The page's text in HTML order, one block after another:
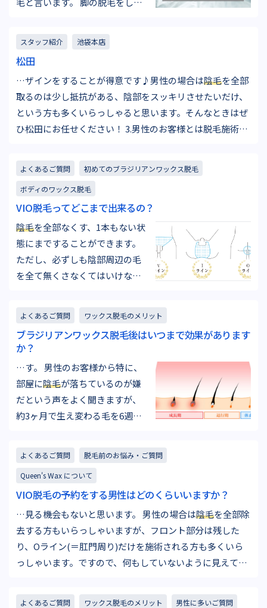
した。特に半ズボンを履くたび
に自分自身に嫌悪感を感じるよ
うになり、脱毛しようと思いま
した。』23歳・会社員 …
スタッフ紹介 池袋本店
松田
…ザインをすることが得意です♪男性の場合は陰毛を全部
取るのは少し抵抗がある、陰部をスッキリさせたいだけ、
という方も多くいらっしゃると思います。そんなときはぜ
ひ松田にお任せください！ 3.男性のお客様とは脱毛施術
よくあるご質問 初めてのブラジリアンワックス脱毛
ボディのワックス脱毛
VIO脱毛ってどこまで出来るの？
陰毛を全部なくす、1本もない状
態にまですることができます。
ただし、必ずしも陰部周辺の毛
を全て無くさなくてはいけない
所を1部位ずつお選びいただくこ
とも出来ます。 陰部周辺を指す
VIOですが、それぞれの範囲を細
かく確認していきましょう！ Vラ
イン まずは…
よくあるご質問 ワックス脱毛のメリット
ブラジリアンワックス脱毛後はいつまで効果があります
か？
…す。 男性のお客様から特に、
部屋に陰毛が落ちているのが嫌
だという声をよく聞きますが、
約3ヶ月で生え変わる毛を6週
的にワックス脱毛を続けるメリ
ットですよね。 過度な頻度の脱
毛も肌トラブルの原因に VIO脱
毛の場…
よくあるご質問 脱毛前のお悩み・ご質問
Queen's Wax について
VIO脱毛の予約をする男性はどのくらいいますか？
…見る機会もないと思います。 男性の場合は陰毛を全部除
去する方もいらっしゃいますが、フロント部分は残した
り、Oライン(＝肛門周り)だけを施術される方も多くいら
っしゃいます。ですので、何もしていないように見えても
よくあるご質問 ワックス脱毛のメリット 男性に多いご質問